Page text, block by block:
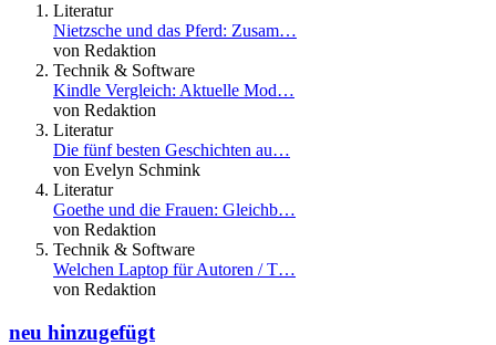
Literatur
Nietzsche und das Pferd: Zusam…
von Redaktion
Technik & Software
Kindle Vergleich: Aktuelle Mod…
von Redaktion
Literatur
Die fünf besten Geschichten au…
von Evelyn Schmink
Literatur
Goethe und die Frauen: Gleichb…
von Redaktion
Technik & Software
Welchen Laptop für Autoren / T…
von Redaktion
neu hinzugefügt